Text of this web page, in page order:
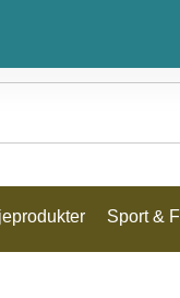
Sport &